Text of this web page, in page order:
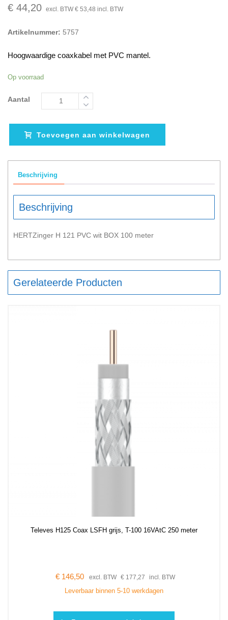
€ 44,20 excl. BTW € 53,48 incl. BTW
Artikelnummer: 5757
Hoogwaardige coaxkabel met PVC mantel.
Op voorraad
Aantal
Toevoegen aan winkelwagen
Beschrijving
Beschrijving
HERTZinger H 121 PVC wit BOX 100 meter
Gerelateerde Producten
Televes H125 Coax LSFH grijs, T-100 16VAtC 250 meter
€ 146,50 excl. BTW € 177,27 incl. BTW
Leverbaar binnen 5-10 werkdagen